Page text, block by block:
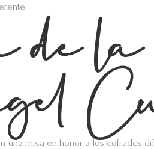
misa en honor a los cofrades